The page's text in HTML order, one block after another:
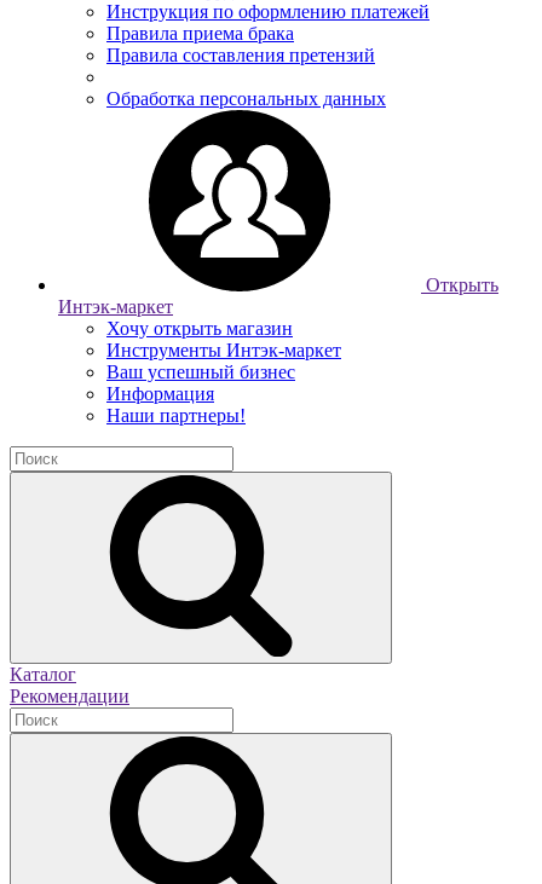
Инструкция по оформлению платежей
Правила приема брака
Правила составления претензий
Обработка персональных данных
Открыть
Интэк-маркет
Хочу открыть магазин
Инструменты Интэк-маркет
Ваш успешный бизнес
Информация
Наши партнеры!
Каталог
Рекомендации